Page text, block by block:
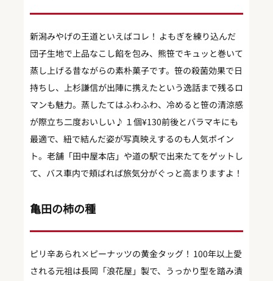
新潟みやげの王道といえばコレ！ よもぎを練り込んだ
団子生地で上品なこし餡を包み、熊笹でキュッと巻いて
蒸し上げる昔ながらの素朴菓子です。笹の殺菌効果で日
持ちし、上杉謙信が出陣に携えたという逸話まで残るロ
マンも魅力。蒸したてはふわふわ、冷めると笹の清涼感
が際立ち二度おいしい♪ １個¥130前後とバラマキにも
最適で、紐で結んだ姿が写真映えするのも人気ポイン
ト。老舗「田中屋本店」や道の駅で出来たてをゲットし
て、バス車内で頬ばれば旅気分がぐっと高まりますよ！
亀田の柿の種
ピリ辛あられ×ピーナッツの黄金タッグ！ 100年以上愛
される元祖は長岡「浪花屋」製で、うっかり型を踏み潰